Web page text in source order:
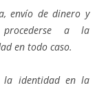
envío de dinero y
procederse a la
en todo caso.
la identidad en la